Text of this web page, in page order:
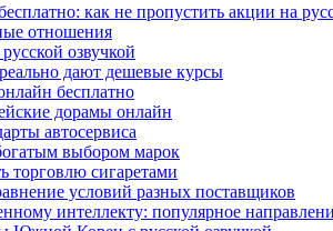
как не пропустить акции на
отношения
озвучкой
дают дешевые курсы
бесплатно
дорамы онлайн
автосервиса
выбором марок
торговлю сигаретами
условий разных поставщиков
интеллекту: популярное